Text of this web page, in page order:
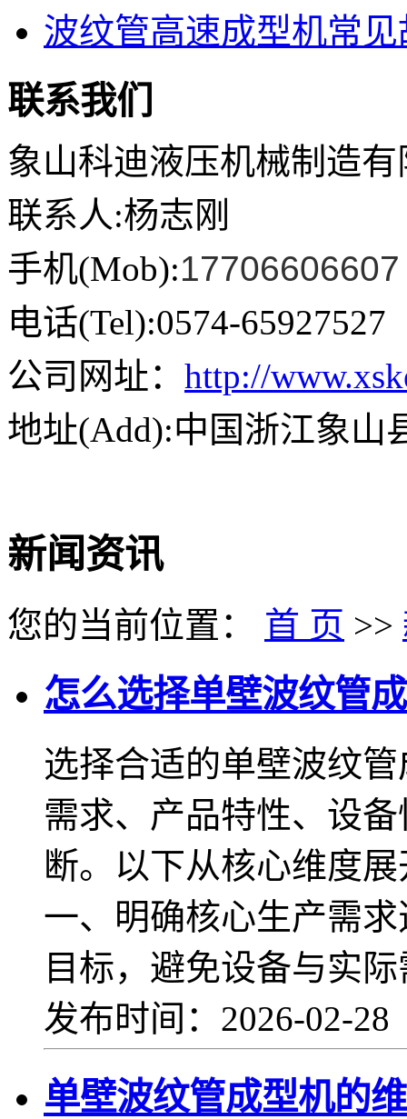
波纹管高速成型机常见
联系我们
象山科迪液压机械制造有
联系人:杨志刚
手机(Mob):17706606607
电话(Tel):0574-65927527
公司网址： http://
地址(Add):中国浙江象山
新闻资讯
您的当前位置： 首 页 >>
怎么选择单壁波纹管
选择合适的单壁波纹
需求、产品特性、设
断。以下从核心维度
一、明确核心生产需
目标，避免设备与实际
发布时间：2026-02-
单壁波纹管成型机的